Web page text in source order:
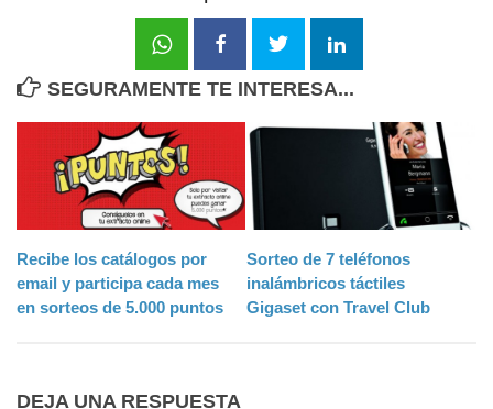
SEGURAMENTE TE INTERESA...
Recibe los catálogos por
email y participa cada mes
en sorteos de 5.000 puntos
Sorteo de 7 teléfonos
inalámbricos táctiles
Gigaset con Travel Club
DEJA UNA RESPUESTA